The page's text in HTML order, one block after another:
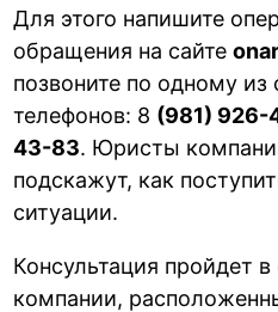
Для этого напишите
обращения на сайте
позвоните по одному
телефонов: 8 (981) 926-
43-83. Юристы
подскажут, как
ситуации.
Консультация пройдет
компании,